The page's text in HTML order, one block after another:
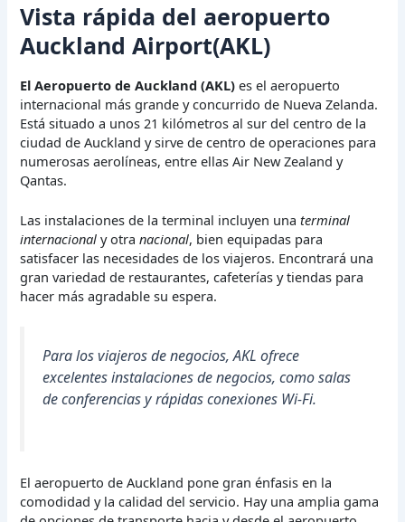
Vista rápida del aeropuerto
Auckland Airport(AKL)
El Aeropuerto de Auckland (AKL) es el aeropuerto
internacional más grande y concurrido de Nueva Zelanda.
Está situado a unos 21 kilómetros al sur del centro de la
ciudad de Auckland y sirve de centro de operaciones para
numerosas aerolíneas, entre ellas Air New Zealand y
Qantas.
Las instalaciones de la terminal incluyen unaterminal
internacional y otranacional, bien equipadas para
satisfacer las necesidades de los viajeros. Encontrará una
gran variedad de restaurantes, cafeterías y tiendas para
hacer más agradable su espera.
Para los viajeros de negocios, AKL ofrece
excelentes instalaciones de negocios, como salas
de conferencias y rápidas conexiones Wi-Fi.
El aeropuerto de Auckland pone gran énfasis en la
comodidad y la calidad del servicio. Hay una amplia gama